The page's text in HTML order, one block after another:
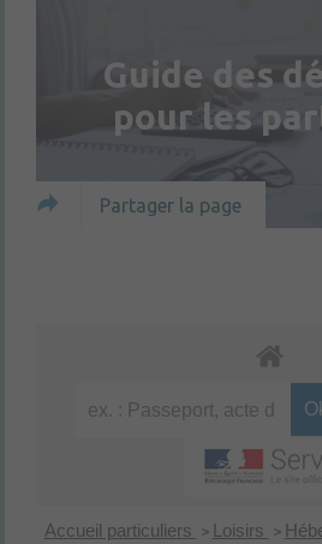
Guide des
pour les
Partager la page
Accueil particuliers > Loisirs >